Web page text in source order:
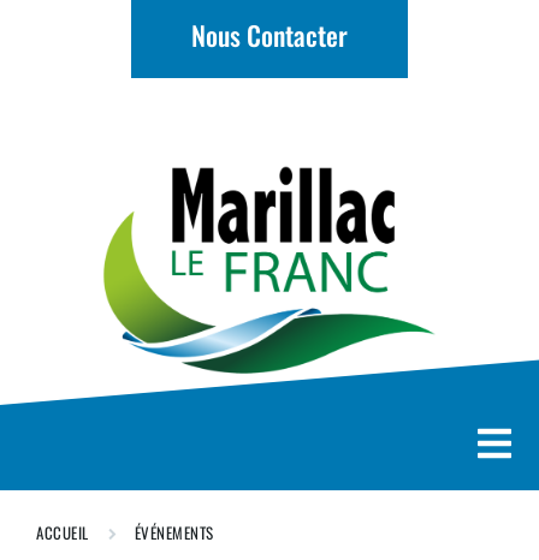
Nous Contacter
ACCUEIL ÉVÉNEMENTS